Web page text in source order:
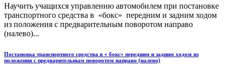
Научить учащихся управлению автомобилем при постановке
транспортного средства в «бокс» передним и задним ходом
из положения с предварительным поворотом направо
(налево)...
Постановка транспортного средства в « бокс» передним и задним ходом из
положения с предварительным поворотом направо (налево)